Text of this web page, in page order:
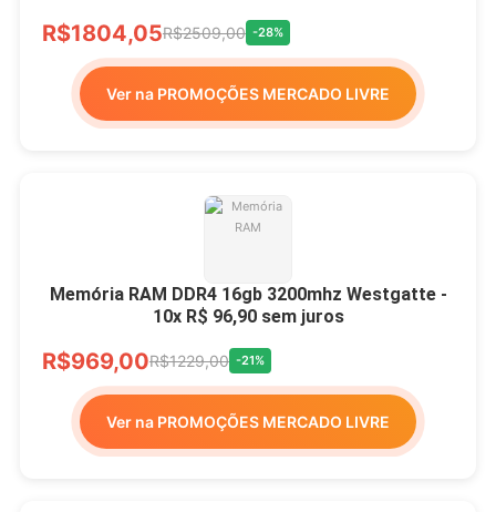
R$1804,05R$2509,00 -28%
Ver na PROMOÇÕES MERCADO LIVRE
Memória RAM DDR4 16gb 3200mhz Westgatte -
10x R$ 96,90 sem juros
R$969,00R$1229,00 -21%
Ver na PROMOÇÕES MERCADO LIVRE